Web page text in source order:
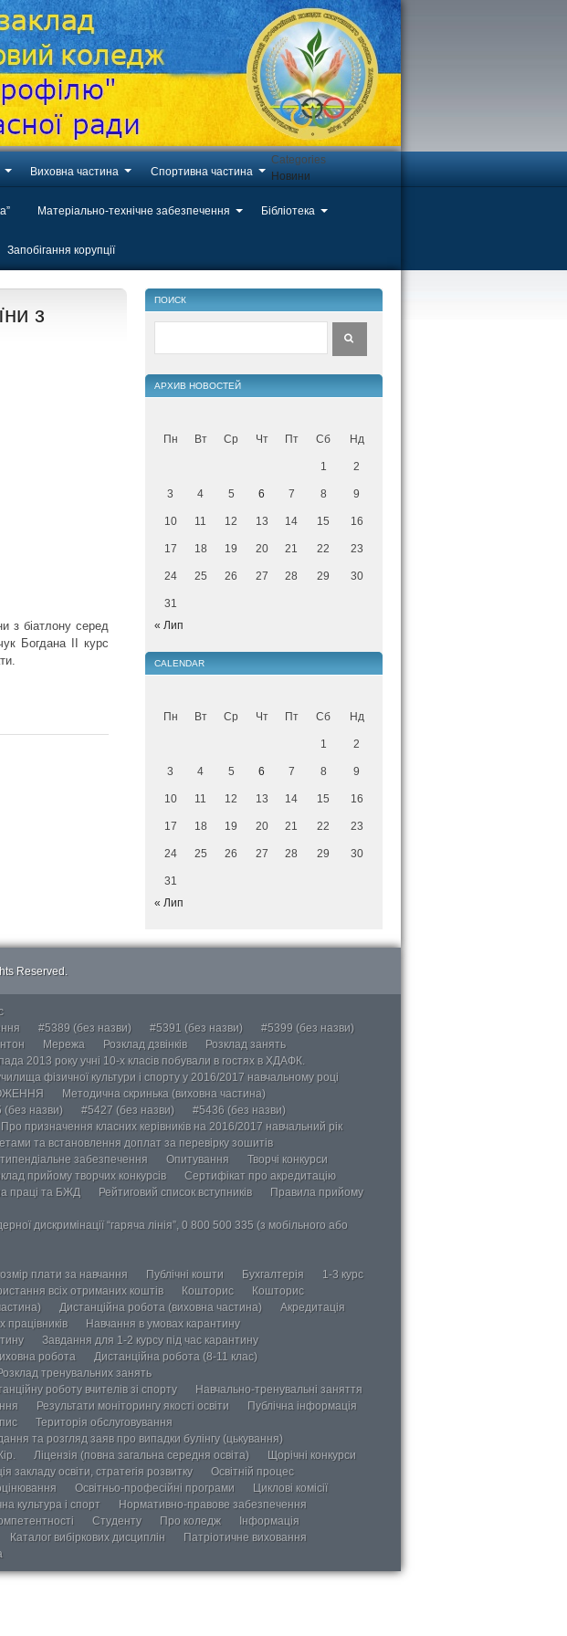
Виховна частина Спортивна частина
Матеріально-технічне забезпечення Бібліотека
Запобігання корупції
Categories
Новини
з
з біатлону серед
Богдана II курс
ПОИСК
АРХИВ НОВОСТЕЙ
Пн Вт Ср Чт Пт Сб Нд
1 2
3 4 5 6 7 8 9
10 11 12 13 14 15 16
17 18 19 20 21 22 23
24 25 26 27 28 29 30
31
« Лип
CALENDAR
Пн Вт Ср Чт Пт Сб Нд
1 2
3 4 5 6 7 8 9
10 11 12 13 14 15 16
17 18 19 20 21 22 23
24 25 26 27 28 29 30
31
« Лип
Reserved.
#5389 (без назви) #5391 (без назви)
#5399 (без назви)
Мережа Розклад дзвінків
Розклад занять
2013 року учні 10-х класів побували в гостях в ХДАФК.
фізичної культури і спорту у 2016/2017 навчальному році
Методична скринька (виховна частина)
(без назви) #5427 (без назви)
#5436 (без назви)
Про призначення класних керівників на 2016/2017 навчальний рік
та встановлення доплат за перевірку зошитів
забезпечення Опитування
Творчі конкурси
прийому творчих конкурсів
Сертифікат про акредитацію
праці та БЖД Рейтиговий список вступників
Правила прийому
дискримінації “гаряча лінія”, 0 800 500 335 (з мобільного або
плати за навчання Публічні кошти Бухгалтерія
1-3 курс
всіх отриманих коштів Кошторис
Кошторис
Дистанційна робота (виховна частина)
Акредитація
працівників
Навчання в умовах карантину
Завдання для 1-2 курсу під час карантину
робота
Дистанційна робота (8-11 клас)
тренувальних занять
роботу вчителів зі спорту
Навчально-тренувальні заняття
Результати моніторингу якості освіти
Публічна інформація
Територія обслуговування
та розгляд заяв про випадки булінгу (цькування)
Ліцензія (повна загальна середня освіта)
Щорічні конкурси
закладу освіти, стратегія розвитку
Освітній процес
Освітньо-професійні програми
Циклові комісії
культура і спорт
Нормативно-правове забезпечення
Студенту Про коледж
Інформація
Каталог вибіркових дисциплін
Патріотичне виховання